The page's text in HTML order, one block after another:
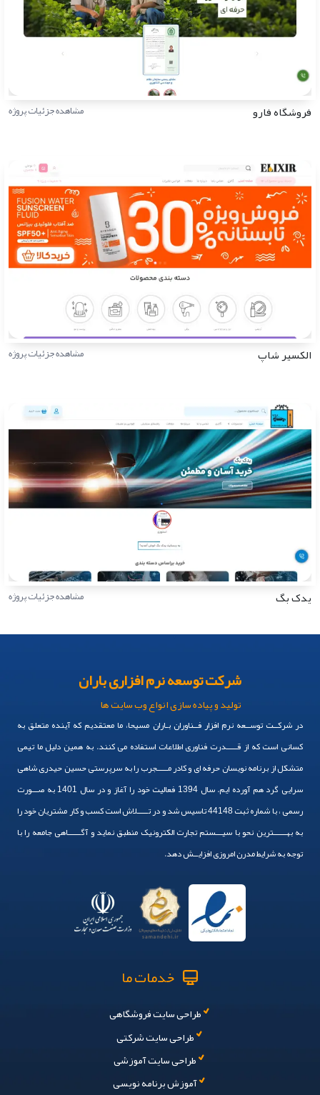
فروشگاه فارو مشاهده جزئیات پروژه
الکسیر شاپ مشاهده جزئیات پروژه
یدک بگ مشاهده جزئیات پروژه
شرکت توسعه نرم افزاری باران
تولید و پیاده سازی انواع وب سایت ها
در شرکــت توســعه نرم افزار فــناوران بـاران مسیحا، ما معتقدیم که آینده متعلق به
کسانی است که از قـــــدرت فناوری اطلاعات استفاده می کنند. به همین دلیل ما تیمی
متشکل از برنامه نویسان حرفه ای و کادر مـــــجرب را به سرپرستی حسین حیدری شاهی
سرایی گرد هم آورده ایم. سال 1394 فعالیت خود را آغاز و در سال 1401 به صـــورت
رسمی ، با شماره ثبت 44148 تاسیس شد و در تـــــلاش است کسب و کار مشتریان خود را
به بهــــــترین نحو با سیـــستم تجارت الکترونیک منطبق نماید و آگــــــاهی جامعه را با
توجه به شرایط مدرن امروزی افزایــش دهد.
خدمات ما
طراحی سایت فروشگاهی
طراحی سایت شرکتی
طراحی سایت آموزشی
آموزش برنامه نویسی